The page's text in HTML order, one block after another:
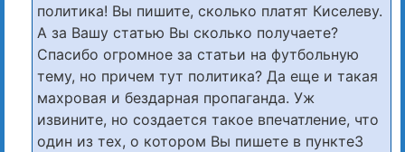
политика! Вы пишите, сколько платят Киселеву.
А за Вашу статью Вы сколько получаете?
Спасибо огромное за статьи на футбольную
тему, но причем тут политика? Да еще и такая
махровая и бездарная пропаганда. Уж
извините, но создается такое впечатление, что
один из тех, о котором Вы пишете в пункте3